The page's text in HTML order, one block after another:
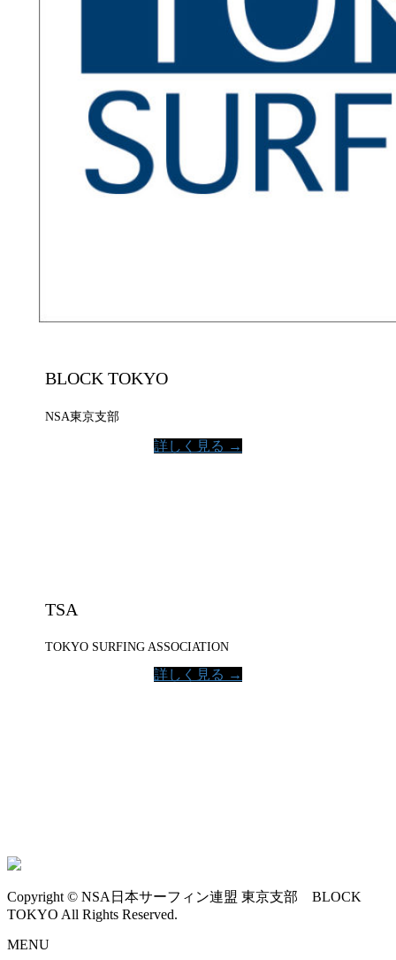
BLOCK TOKYO
NSA東京支部
詳しく見る →
TSA
TOKYO SURFING ASSOCIATION
詳しく見る →
Copyright © NSA日本サーフィン連盟 東京支部 BLOCK
TOKYO All Rights Reserved.
MENU